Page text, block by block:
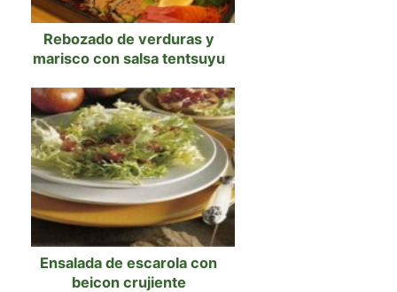
Rebozado de verduras y
marisco con salsa tentsuyu
Ensalada de escarola con
beicon crujiente